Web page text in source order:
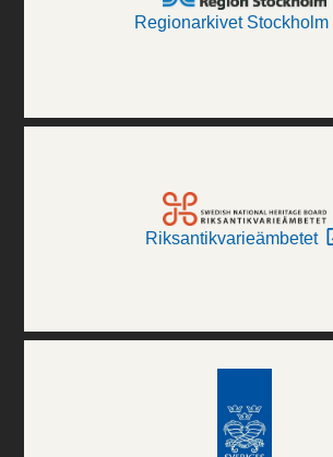
Regionarkivet Stockholm
Riksantikvarieämbetet